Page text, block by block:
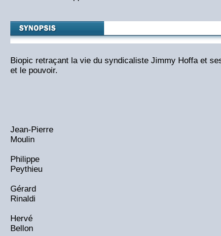
Biopic retraçant la vie du syndicaliste Jimmy Hoffa et
et le pouvoir.
Jean-Pierre
Moulin
Philippe
Peythieu
Gérard
Rinaldi
Hervé
Bellon